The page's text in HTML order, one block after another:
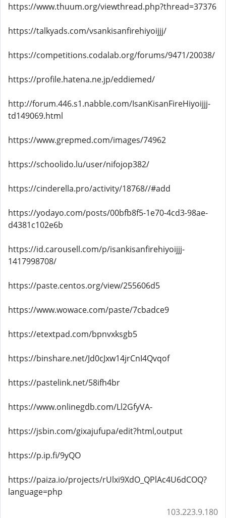
https://www.thuum.org/viewthread.php?thread=37376
https://talkyads.com/vsankisanfirehiyoijjj/
https://competitions.codalab.org/forums/9471/20038/
https://profile.hatena.ne.jp/eddiemed/
http://forum.446.s1.nabble.com/IsanKisanFireHiyoijjj-
td149069.html
https://www.grepmed.com/images/74962
https://schoolido.lu/user/nifojop382/
https://cinderella.pro/activity/18768//#add
https://yodayo.com/posts/00bfb8f5-1e70-4cd3-98ae-
d4381c102e6b
https://id.carousell.com/p/isankisanfirehiyoijjj-
1417998708/
https://paste.centos.org/view/255606d5
https://www.wowace.com/paste/7cbadce9
https://etextpad.com/bpnvxksgb5
https://binshare.net/Jd0cJxw14jrCnI4Qvqof
https://pastelink.net/58ifh4br
https://www.onlinegdb.com/Ll2GfyVA-
https://jsbin.com/gixajufupa/edit?html,output
https://p.ip.fi/9yQO
https://paiza.io/projects/rUlxi9XdO_QPlAc4U6dCOQ?
language=php
103.223.9.180